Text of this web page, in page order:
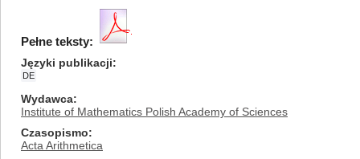
Pełne teksty:
Języki publikacji
DE
Wydawca
Institute of Mathematics Polish Academy of Sciences
Czasopismo
Acta Arithmetica